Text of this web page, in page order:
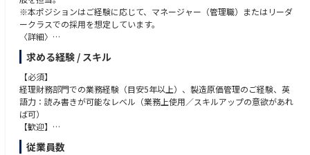
※本ポジションはご経験に応じて、マネージャー（管理職）またはリーダ
ークラスでの採用を想定しています。
〈詳細〉
財務会計：月次・年次決算、財務諸表作成、内外監査対応 ／ 管理会計：
経営分析に必要な数値取りまとめ、予実管理、差異分析、その他：内部統
制ほか
入社直後～数か月は現担当者からAccountingチーム運営に係る引継ぎ、以
降はチームとまとめながら、マネジメント層へのキャリアアップを期待
求める経験 / スキル
【必須】
経理財務部門での業務経験（目安5年以上）、製造原価管理のご経験、英
語力：読み書きが可能なレベル（業務上使用／スキルアップの意欲があれ
ば可）
【歓迎】
英語力：会話が可能なレベル
従業員数